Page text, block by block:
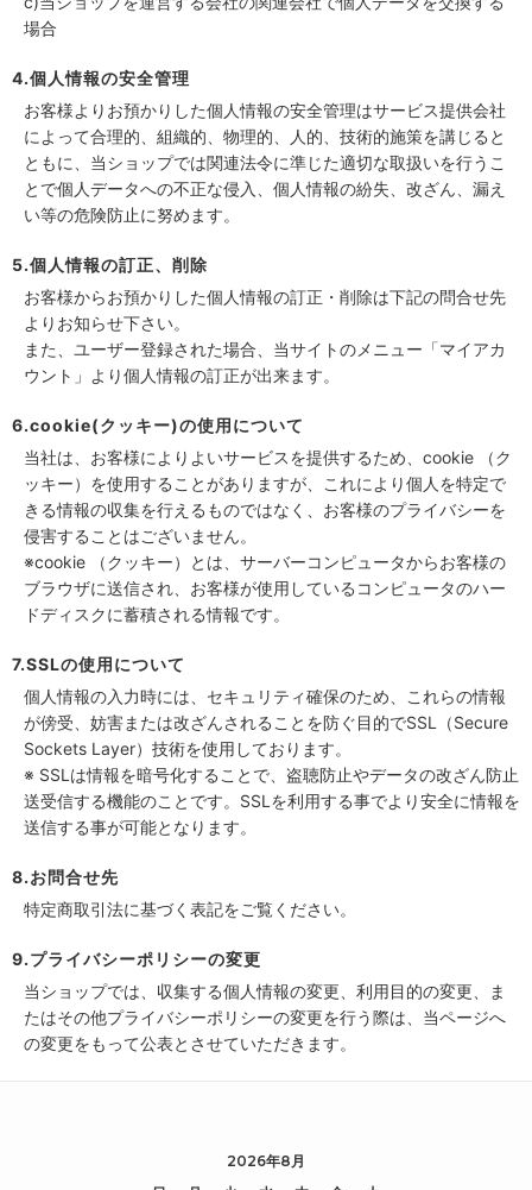
場合
4.個人情報の安全管理
お客様よりお預かりした個人情報の安全管理はサービス提供会社
によって合理的、組織的、物理的、人的、技術的施策を講じると
ともに、当ショップでは関連法令に準じた適切な取扱いを行うこ
とで個人データへの不正な侵入、個人情報の紛失、改ざん、漏え
い等の危険防止に努めます。
5.個人情報の訂正、削除
お客様からお預かりした個人情報の訂正・削除は下記の問合せ先
よりお知らせ下さい。
また、ユーザー登録された場合、当サイトのメニュー「マイアカ
ウント」より個人情報の訂正が出来ます。
6.cookie(クッキー)の使用について
当社は、お客様によりよいサービスを提供するため、cookie （ク
ッキー）を使用することがありますが、これにより個人を特定で
きる情報の収集を行えるものではなく、お客様のプライバシーを
侵害することはございません。
※cookie （クッキー）とは、サーバーコンピュータからお客様の
ブラウザに送信され、お客様が使用しているコンピュータのハー
ドディスクに蓄積される情報です。
7.SSLの使用について
個人情報の入力時には、セキュリティ確保のため、これらの情報
が傍受、妨害または改ざんされることを防ぐ目的でSSL（Secure
Sockets Layer）技術を使用しております。
※ SSLは情報を暗号化することで、盗聴防止やデータの改ざん防止
送受信する機能のことです。SSLを利用する事でより安全に情報を
送信する事が可能となります。
8.お問合せ先
特定商取引法に基づく表記をご覧ください。
9.プライバシーポリシーの変更
当ショップでは、収集する個人情報の変更、利用目的の変更、ま
たはその他プライバシーポリシーの変更を行う際は、当ページへ
の変更をもって公表とさせていただきます。
2026年8月